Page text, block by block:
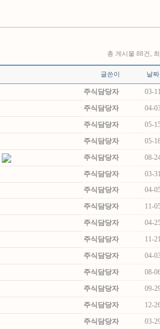
총 게시물 88건,
글쓴이 날짜
주식담당자 03-11
주식담당자 04-
주식담당자 05-
주식담당자 05-
주식담당자 08-
주식담당자 03-31
주식담당자 04-
주식담당자 11-
주식담당자 04-
주식담당자 11-21
주식담당자 04-
주식담당자 08-
주식담당자 09-
주식담당자 12-
주식담당자 03-